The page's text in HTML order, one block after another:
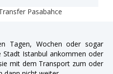
Tagen, Wochen oder sogar
Istanbul ankommen oder
mit dem Transport zum oder